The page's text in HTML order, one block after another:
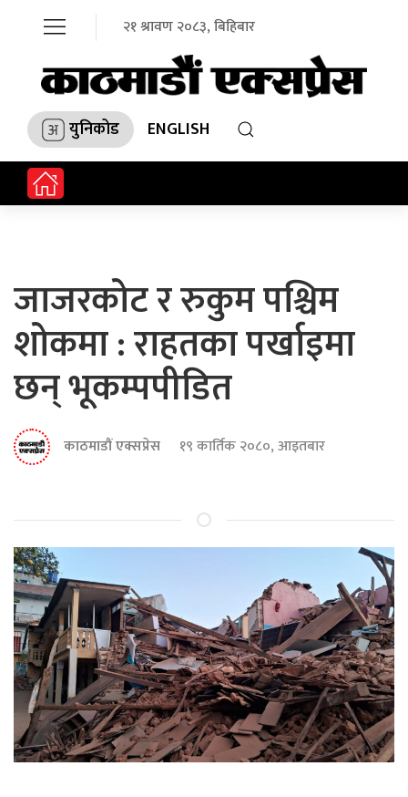
२१ श्रावण २०८३, बिहिबार
युनिकोड ENGLISH
जाजरकोट र रुकुम पश्चिम
शोकमा : राहतका पर्खाइमा
छन् भूकम्पपीडित
काठमाडौं एक्सप्रेस १९ कार्तिक २०८०, आइतबार